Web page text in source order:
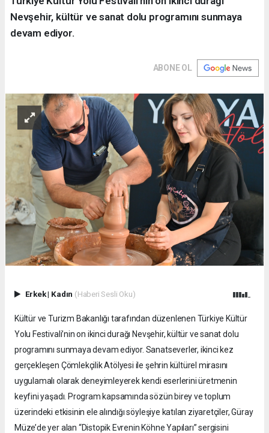
Nevşehir, kültür ve sanat dolu programını sunmaya
devam ediyor.
ABONE OL
Erkek| Kadın (Haberi Sesli Oku)
Kültür ve Turizm Bakanlığı tarafından düzenlenen Türkiye Kültür
Yolu Festivali’nin on ikinci durağı Nevşehir, kültür ve sanat dolu
programını sunmaya devam ediyor. Sanatseverler, ikinci kez
gerçekleşen Çömlekçilik Atölyesi ile şehrin kültürel mirasını
uygulamalı olarak deneyimleyerek kendi eserlerini üretmenin
keyfini yaşadı. Program kapsamında sözün birey ve toplum
üzerindeki etkisinin ele alındığı söyleşiye katılan ziyaretçiler, Güray
Müze’de yer alan “Distopik Evrenin Köhne Yapıları” sergisini